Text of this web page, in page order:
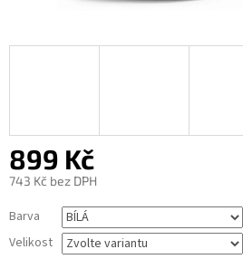
899 Kč
743 Kč bez DPH
cena:
Barva
Velikost